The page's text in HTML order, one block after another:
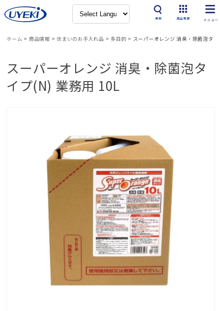
検索 商品情報
ホーム > 商品情報 >住まいのお手入れ品 >多目的 > スーパーオレンジ 消臭・除菌泡タ
スーパーオレンジ 消臭・除菌泡タ
イプ(N) 業務用 10L